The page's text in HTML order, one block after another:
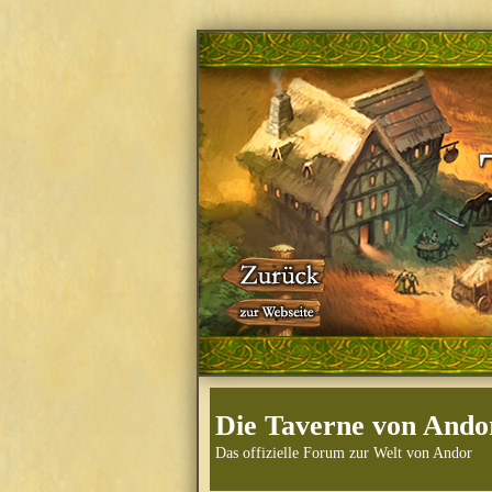
Die Taverne von
Das offizielle Forum zur Welt von Andor